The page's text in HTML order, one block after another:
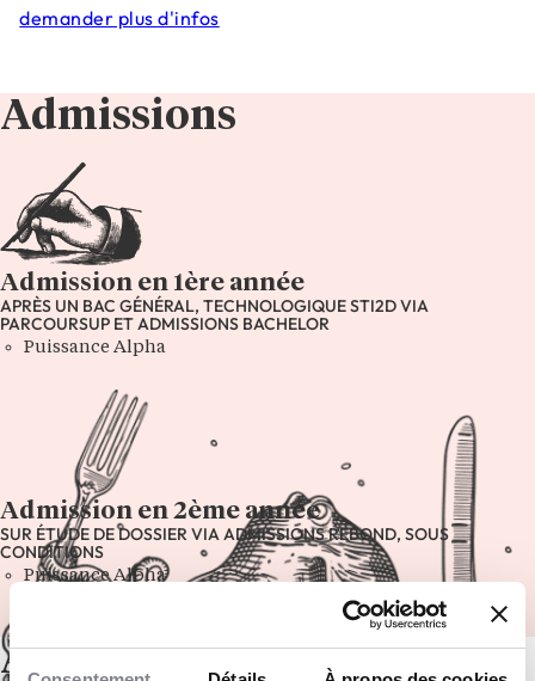
demander plus d'infos
Admissions
Admission en 1ère année
APRÈS UN BAC GÉNÉRAL, TECHNOLOGIQUE STI2D VIA
PARCOURSUP ET ADMISSIONS BACHELOR
Puissance Alpha
Admission en 2ème année
SUR ÉTUDE DE DOSSIER VIA ADMISSIONS REBOND, SOUS
CONDITIONS
Puissance Alpha
À propos de